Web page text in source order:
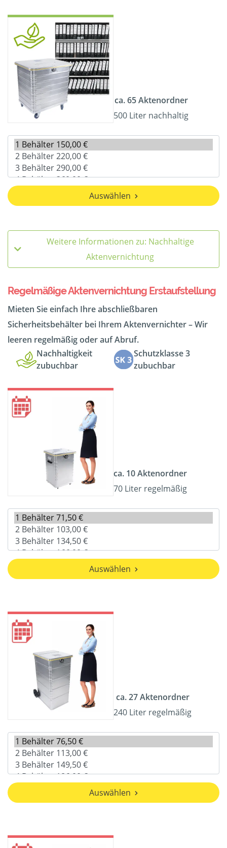
ca. 65 Aktenordner
500 Liter nachhaltig
Auswählen
Weitere Informationen zu: Nachhaltige
Aktenvernichtung
Regelmäßige Aktenvernichtung Erstaufstellung
Mieten Sie einfach Ihre abschließbaren
Sicherheitsbehälter bei Ihrem Aktenvernichter – Wir
leeren regelmäßig oder auf Abruf.
Nachhaltigkeit
zubuchbar
Schutzklasse 3
zubuchbar
ca. 10 Aktenordner
70 Liter regelmäßig
Auswählen
ca. 27 Aktenordner
240 Liter regelmäßig
Auswählen